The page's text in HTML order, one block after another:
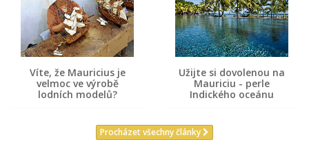
Víte, že Mauricius je
velmoc ve výrobě
lodních modelů?
Užijte si dovolenou na
Mauriciu - perle
Indického oceánu
Procházet všechny články